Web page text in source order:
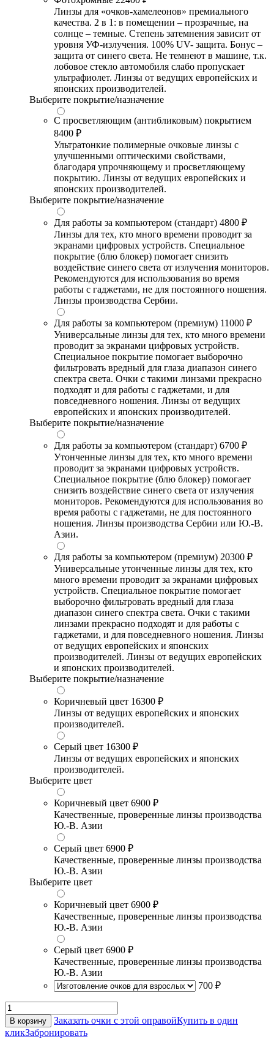
Линзы для «очков-хамелеонов» премиального
качества. 2 в 1: в помещении – прозрачные, на
солнце – темные. Степень затемнения зависит от
уровня УФ-излучения. 100% UV- защита. Бонус –
защита от синего света. Не темнеют в машине, т.к.
лобовое стекло автомобиля слабо пропускает
ультрафиолет. Линзы от ведущих европейских и
японских производителей.
Выберите покрытие/назначение
С просветляющим (антибликовым) покрытием
8400 ₽
Ультратонкие полимерные очковые линзы с
улучшенными оптическими свойствами,
благодаря упрочняющему и просветляющему
покрытию. Линзы от ведущих европейских и
японских производителей.
Выберите покрытие/назначение
Для работы за компьютером (стандарт) 4800 ₽
Линзы для тех, кто много времени проводит за
экранами цифровых устройств. Специальное
покрытие (блю блокер) помогает снизить
воздействие синего света от излучения мониторов.
Рекомендуются для использования во время
работы с гаджетами, не для постоянного ношения.
Линзы производства Сербии.
Для работы за компьютером (премиум) 11000 ₽
Универсальные линзы для тех, кто много времени
проводит за экранами цифровых устройств.
Специальное покрытие помогает выборочно
фильтровать вредный для глаза диапазон синего
спектра света. Очки с такими линзами прекрасно
подходят и для работы с гаджетами, и для
повседневного ношения. Линзы от ведущих
европейских и японских производителей.
Выберите покрытие/назначение
Для работы за компьютером (стандарт) 6700 ₽
Утонченные линзы для тех, кто много времени
проводит за экранами цифровых устройств.
Специальное покрытие (блю блокер) помогает
снизить воздействие синего света от излучения
мониторов. Рекомендуются для использования во
время работы с гаджетами, не для постоянного
ношения. Линзы производства Сербии или Ю.-В.
Азии.
Для работы за компьютером (премиум) 20300 ₽
Универсальные утонченные линзы для тех, кто
много времени проводит за экранами цифровых
устройств. Специальное покрытие помогает
выборочно фильтровать вредный для глаза
диапазон синего спектра света. Очки с такими
линзами прекрасно подходят и для работы с
гаджетами, и для повседневного ношения. Линзы
от ведущих европейских и японских
производителей. Линзы от ведущих европейских
и японских производителей.
Выберите покрытие/назначение
Коричневый цвет 16300 ₽
Линзы от ведущих европейских и японских
производителей.
Серый цвет 16300 ₽
Линзы от ведущих европейских и японских
производителей.
Выберите цвет
Коричневый цвет 6900 ₽
Качественные, проверенные линзы производства
Ю.-В. Азии
Серый цвет 6900 ₽
Качественные, проверенные линзы производства
Ю.-В. Азии
Выберите цвет
Коричневый цвет 6900 ₽
Качественные, проверенные линзы производства
Ю.-В. Азии
Серый цвет 6900 ₽
Качественные, проверенные линзы производства
Ю.-В. Азии
700 ₽
В корзину Заказать очки с этой оправойКупить в один
кликЗабронировать